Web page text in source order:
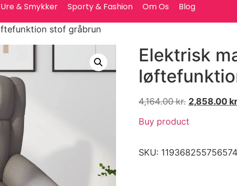
Ure & Smykker Sporty & Fashion Om Os Blog
stof gråbrun
Elektrisk
4,164.00kr. 2,858.00
Buy product
SKU: